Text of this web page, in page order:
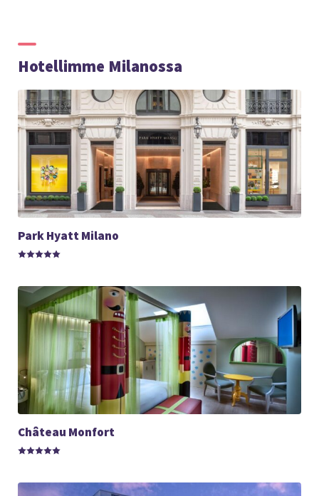
Hotellimme Milanossa
Park Hyatt Milano
Château Monfort